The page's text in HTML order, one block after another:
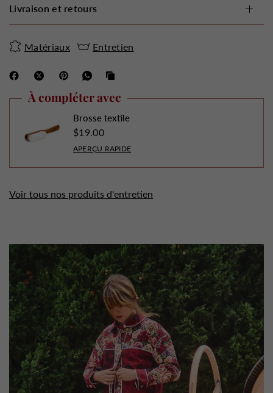
Livraison et retours
Matériaux Entretien
À compléter avec
Brosse textile
$19.00
APERÇU RAPIDE
Voir tous nos produits d'entretien